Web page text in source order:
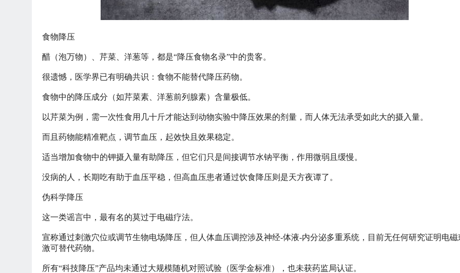
食物降压
醋（泡万物）、芹菜、洋葱等，都是“降压食物名录”中的贵客。
很遗憾，医学界已有明确共识：食物不能替代降压药物。
食物中的降压成分（如芹菜素、洋葱前列腺素）含量极低。
以芹菜为例，需一次性食用几十斤才能达到动物实验中降压效果的剂量，而人体无法承受如此大的摄入量。
而且药物能精准靶点，调节血压，起效快且效果稳定。
适当增加食物中的钾摄入量有助降压，但它们只是间接调节水钠平衡，作用微弱且缓慢。
没病的人，长期吃有助于血压平稳，但高血压患者通过饮食降压则是天方夜谭了。
伪科学降压
这一类谣言中，最有名的莫过于电磁疗法。
宣称通过刺激穴位或调节生物电场降压，但人体血压调控涉及神经-体液-内分泌多重系统，目前无任何研究证明电磁
激可替代药物。
所有“科技降压”产品均未通过大规模随机对照试验（医学金标准），也未获药监局认证。